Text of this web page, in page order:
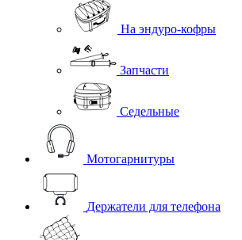
На эндуро-кофры
Запчасти
Седельные
Мотогарнитуры
Держатели для телефона